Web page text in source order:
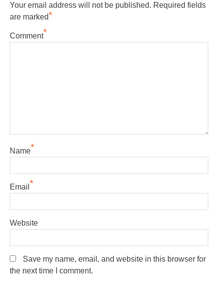
Your email address will not be published. Required fields
are marked*
Comment*
Name*
Email *
Website
Save my name, email, and website in this browser for
the next time I comment.